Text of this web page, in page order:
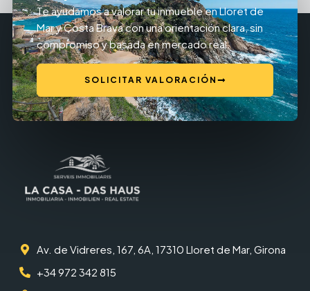
Te ayudamos a valorar tu inmueble en Lloret de
Mar y Costa Brava con una orientación clara, sin
compromiso y basada en mercado real.
SOLICITAR VALORACIÓN
Av. de Vidreres, 167, 6A, 17310 Lloret de Mar, Girona
+34 972 342 815